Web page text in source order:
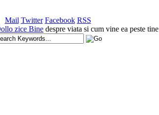
Mail Twitter Facebook RSS
zice Bine despre viata si cum vine ea peste tine